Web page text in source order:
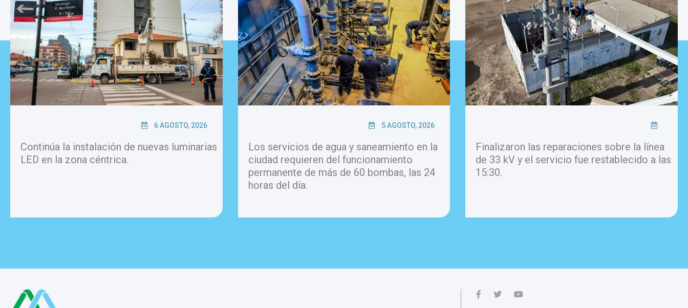
6 AGOSTO, 2026
Continúa la instalación de nuevas luminarias
LED en la zona céntrica.
5 AGOSTO, 2026
Los servicios de agua y saneamiento en la
ciudad requieren del funcionamiento
permanente de más de 60 bombas, las 24
horas del día.
Finalizaron las reparaciones sobre la línea
de 33 kV y el servicio fue restablecido a las
15:30.